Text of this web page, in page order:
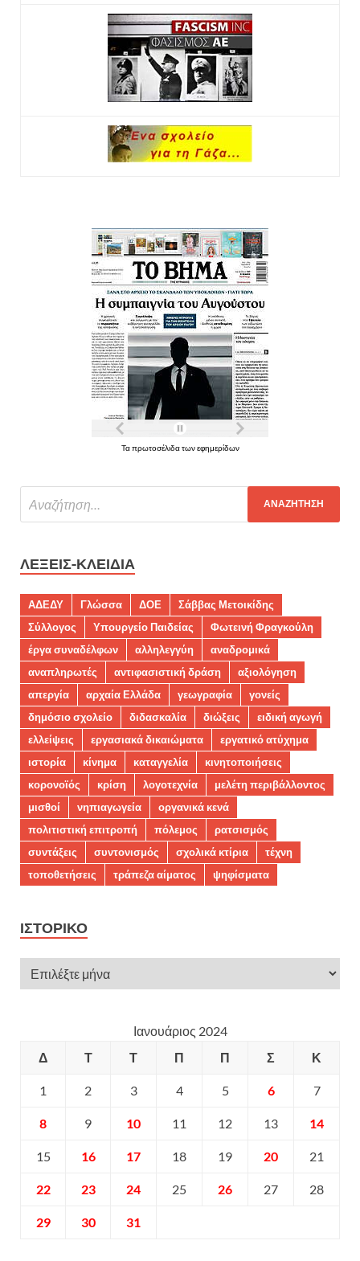
Τα πρωτοσέλιδα των εφημερίδων
ΛΈΞΕΙΣ-ΚΛΕΙΔΙΆ
ΑΔΕΔΥ Γλώσσα ΔΟΕ
Σάββας Μετοικίδης
Σύλλογος
Υπουργείο Παιδείας
Φωτεινή Φραγκούλη
έργα συναδέλφων
αλληλεγγύη
αναδρομικά
αναπληρωτές
αντιφασιστική δράση
αξιολόγηση
απεργία
αρχαία Ελλάδα γεωγραφία
γονείς
δημόσιο σχολείο
διδασκαλία διώξεις
ειδική αγωγή
ελλείψεις
εργασιακά δικαιώματα
εργατικό ατύχημα
ιστορία
κίνημα καταγγελία
κινητοποιήσεις
κορονοϊός
κρίση λογοτεχνία
μελέτη περιβάλλοντος
μισθοί
νηπιαγωγεία
οργανικά κενά
πολιτιστική επιτροπή
πόλεμος
ρατσισμός
συντάξεις
συντονισμός σχολικά κτίρια
τέχνη
τοποθετήσεις
τράπεζα αίματος ψηφίσματα
ΙΣΤΟΡΙΚΌ
Ιανουάριος 2024
Δ
Τ Τ Π Π Σ Κ
1 2 3 4 5 6 7
8 9 10 11 12 13 14
15 16 17 18 19 20 21
22 23 24 25 26 27 28
29 30 31